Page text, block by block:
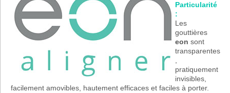
Particularité
:
Les
gouttières
eon sont
transparentes
,
pratiquement
invisibles,
facilement amovibles, hautement efficaces et faciles à porter.